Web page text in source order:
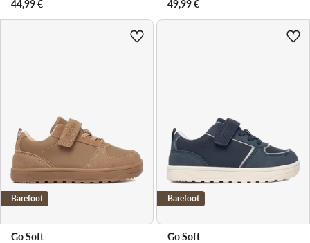
44,99€
49,99€
Barefoot
Go Soft
Barefoot
Go Soft